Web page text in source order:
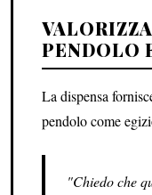
PENDOLO
La dispensa
pendolo come
"Chiedo che